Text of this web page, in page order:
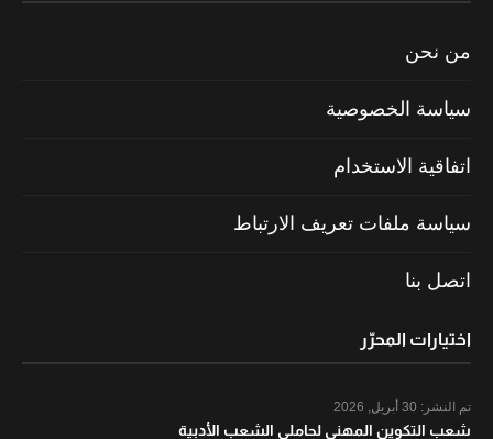
من نحن
سياسة الخصوصية
اتفاقية الاستخدام
سياسة ملفات تعريف الارتباط
اتصل بنا
اختيارات المحرّر
تم النشر:
شعب التكوين المهني لحاملي الشعب الأدبية